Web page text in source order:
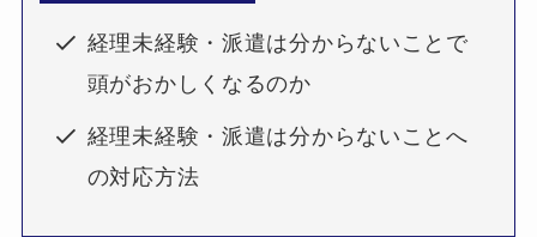
経理未経験・派遣は分からないことで
頭がおかしくなるのか
経理未経験・派遣は分からないことへ
の対応方法